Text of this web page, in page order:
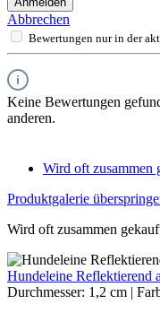
Abbrechen
Bewertungen nur in der
Keine Bewertungen
anderen.
Wird oft zusammen
Produktgalerie
Wird oft zusammen
Hundeleine Reflektierend
Durchmesser: 1,2 cm |